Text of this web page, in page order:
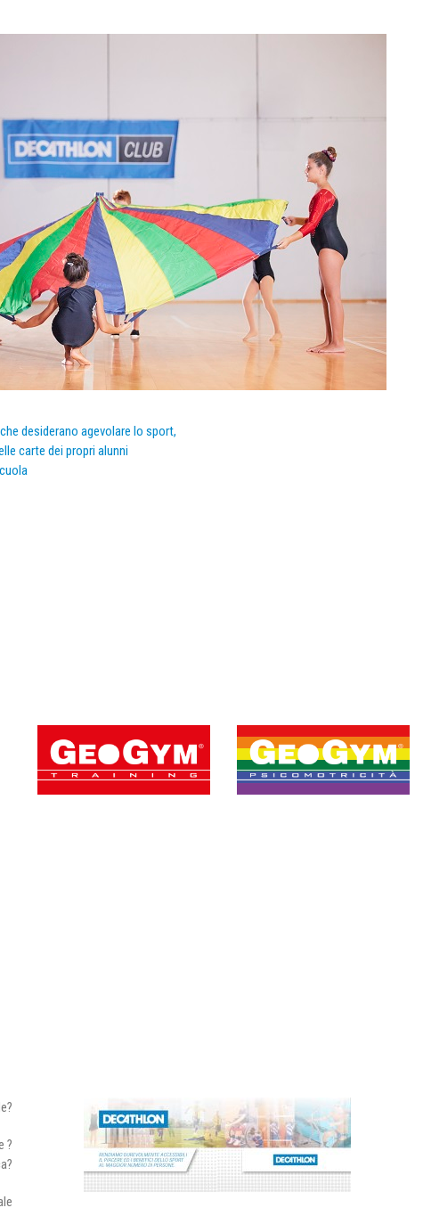
desiderano agevolare lo sport,
carte dei propri alunni
?